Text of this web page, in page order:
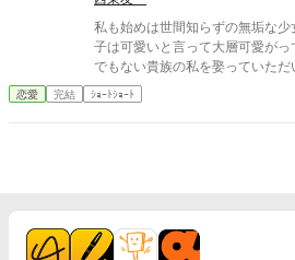
私も始めは世間知らずの無垢な
子は可愛いと言って大層可愛が
でもない貴族の私を娶っていた
た。 だから、貴方様をお慕いし
くしようと礼儀作法から始まり、
恋愛 完結 ｼｮｰﾄｼｮｰﾄ